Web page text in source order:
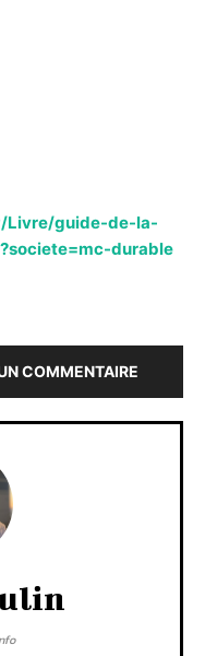
Livre/guide-de-la-
durable
COMMENTAIRE